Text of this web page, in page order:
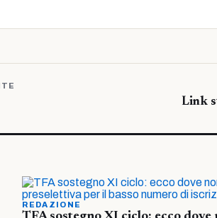
Link
REDAZIONE